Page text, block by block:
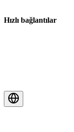
Hızlı bağlantılar